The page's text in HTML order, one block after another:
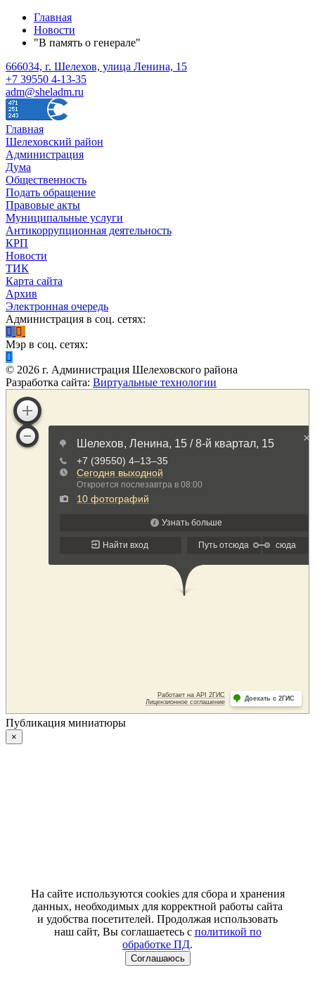
Главная
Новости
"В память о генерале"
666034, г. Шелехов, улица Ленина, 15
+7 39550 4-13-35
adm@sheladm.ru
Главная
Шелеховский район
Администрация
Дума
Общественность
Подать обращение
Правовые акты
Муниципальные услуги
Антикоррупционная деятельность
КРП
Новости
ТИК
Карта сайта
Архив
Электронная очередь
Администрация в соц. сетях:
Мэр в соц. сетях:
© 2026 г. Администрация Шелеховского района
Разработка сайта: Виртуальные технологии
Публикация миниатюры
×
На сайте используются cookies для сбора и хранения
данных, необходимых для корректной работы сайта
и удобства посетителей. Продолжая использовать
наш сайт, Вы соглашаетесь с политикой по
обработке ПД.
Соглашаюсь